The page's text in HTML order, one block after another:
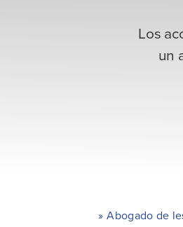
Los
un
» Abogado de